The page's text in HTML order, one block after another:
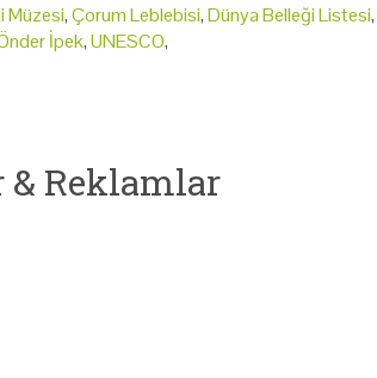
Müzesi,Çorum Leblebisi,Dünya Belleği Listesi,
İpek,UNESCO,
& Reklamlar